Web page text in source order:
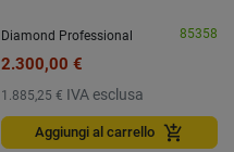
Diamond Professional 85358
2.300,00 €
1.885,25 € IVA esclusa
Aggiungi al carrello add_shopping_cart